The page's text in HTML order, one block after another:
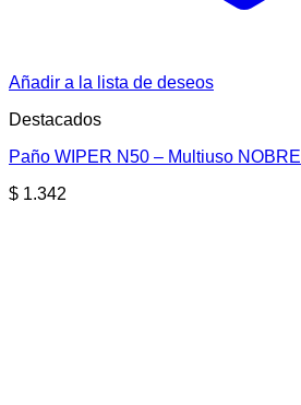
Añadir a la lista de deseos
Destacados
Paño WIPER N50 – Multiuso
$ 1.342